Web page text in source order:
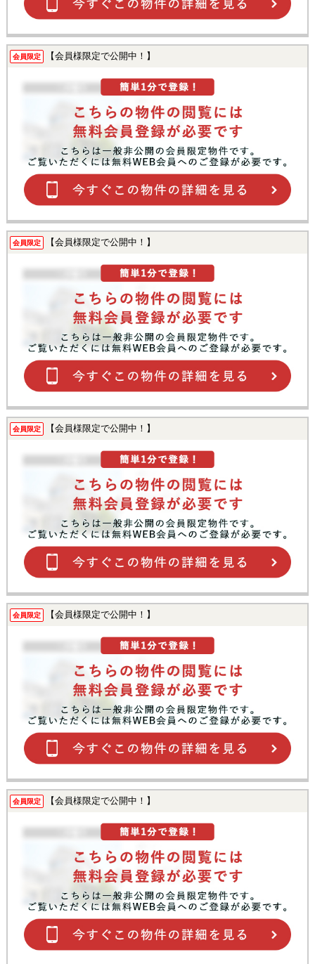
会員限定 【会員様限定で公開中！】
会員限定 【会員様限定で公開中！】
会員限定 【会員様限定で公開中！】
会員限定 【会員様限定で公開中！】
会員限定 【会員様限定で公開中！】